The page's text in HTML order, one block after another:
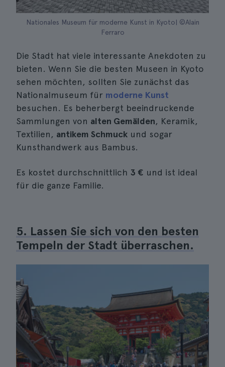
Nationales Museum für moderne Kunst in Kyoto| ©Alain
Ferraro
Die Stadt hat viele interessante Anekdoten zu
bieten. Wenn Sie die besten Museen in Kyoto
sehen möchten, sollten Sie zunächst das
Nationalmuseum für moderne Kunst
besuchen. Es beherbergt beeindruckende
Sammlungen von alten Gemälden, Keramik,
Textilien, antikem Schmuck und sogar
Kunsthandwerk aus Bambus.
Es kostet durchschnittlich 3 € und ist ideal
für die ganze Familie.
5. Lassen Sie sich von den besten
Tempeln der Stadt überraschen.